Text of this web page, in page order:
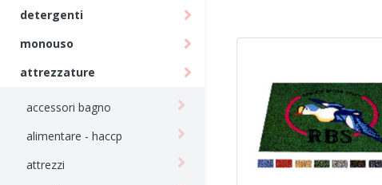
detergenti
monouso
attrezzature
accessori bagno
alimentare - haccp
attrezzi